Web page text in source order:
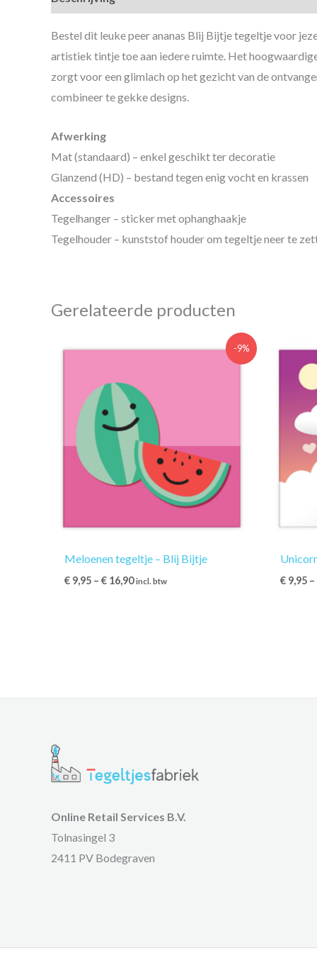
Bestel dit leuke peer ananas Blij Bijtje tegeltje voor
artistiek tintje toe aan iedere ruimte. Het
zorgt voor een glimlach op het gezicht van de
combineer te gekke designs.
Afwerking
Mat (standaard) – enkel geschikt ter decoratie
Glanzend (HD) – bestand tegen enig vocht en krassen
Accessoires
Tegelhanger – sticker met ophanghaakje
Tegelhouder – kunststof houder om tegeltje neer te
Gerelateerde producten
-9%
Meloenen tegeltje – Blij Bijtje
€ 9,95 –€ 16,90 incl. btw € 9,95 –
Online Retail Services B.V.
Tolnasingel 3
2411 PV Bodegraven